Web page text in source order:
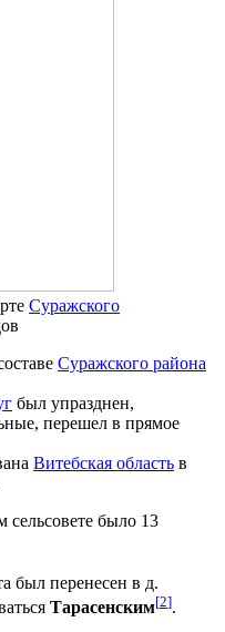
Суражского
Суражского района
был упразднен,
перешел в прямое
Витебская область в
сельсовете было 13
был перенесен в д.
Тарасенским[2].